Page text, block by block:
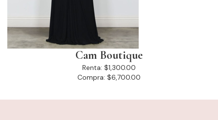
Cam Boutique
Renta: $1,300.00
Compra: $6,700.00